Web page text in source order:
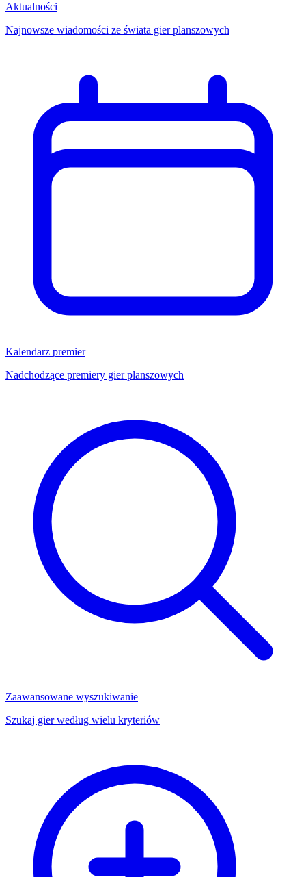
Aktualności
Najnowsze wiadomości ze świata gier planszowych
Kalendarz premier
Nadchodzące premiery gier planszowych
Zaawansowane wyszukiwanie
Szukaj gier według wielu kryteriów